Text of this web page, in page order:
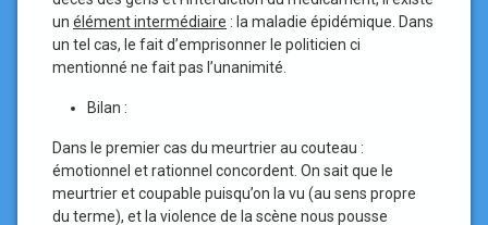
un élément intermédiaire : la maladie épidémique. Dans
un tel cas, le fait d’emprisonner le politicien ci
mentionné ne fait pas l’unanimité.
Bilan :
Dans le premier cas du meurtrier au couteau :
émotionnel et rationnel concordent. On sait que le
meurtrier et coupable puisqu’on la vu (au sens propre
du terme), et la violence de la scène nous pousse